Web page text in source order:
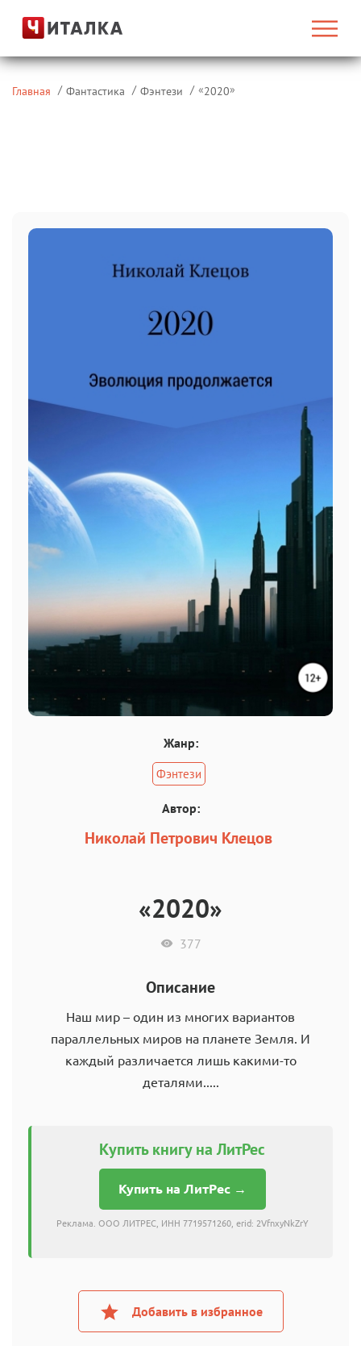
Главная Фантастика Фэнтези «2020»
Жанр:
Фэнтези
Автор:
Николай Петрович Клецов
«2020»
377
Описание
Наш мир – один из многих вариантов
параллельных миров на планете Земля. И
каждый различается лишь какими-то
деталями.....
Купить книгу на ЛитРес
Купить на ЛитРес →
Реклама. ООО ЛИТРЕС, ИНН 7719571260, erid: 2VfnxyNkZrY
Добавить в избранное